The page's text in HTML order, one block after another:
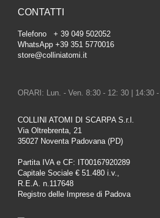
CONTATTI
Telefono + 39 049 502052
WhatsApp +39 351 5770016
store@colliniatomi.it
ORARI: Lun. - Ven. 8:30 - 12: 30 | 14:30
COLLINI ATOMI DI SCARPA S.r.l.
Via Oltrebrenta, 21
35027 Noventa Padovana (PD)
Partita IVA e CF: IT00167920289
Capitale Sociale € 51.480 i.v.,
R.E.A. n.117648
Registro delle Imprese di Padova